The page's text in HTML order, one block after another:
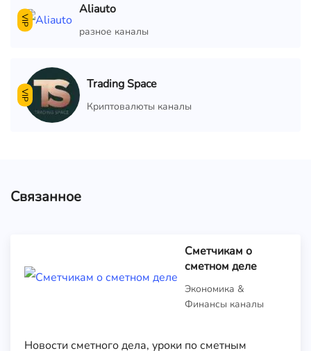
VIP
Aliauto
разное каналы
VIP
Trading Space
Криптовалюты каналы
Связанное
Сметчикам о
сметном деле
Экономика &
Финансы каналы
Новости сметного дела, уроки по сметным